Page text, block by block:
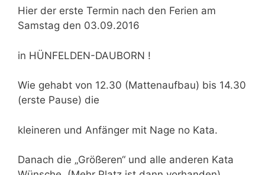
Hier der erste Termin nach den Ferien am
Samstag den 03.09.2016
in HÜNFELDEN-DAUBORN !
Wie gehabt von 12.30 (Mattenaufbau) bis 14.30
(erste Pause) die
kleineren und Anfänger mit Nage no Kata.
Danach die „Größeren“ und alle anderen Kata